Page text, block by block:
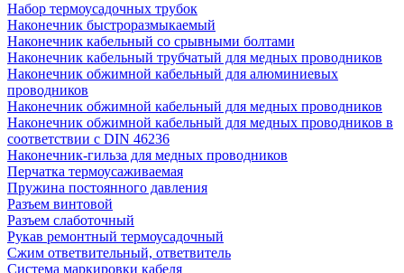
Набор термоусадочных трубок
Наконечник быстроразмыкаемый
Наконечник кабельный со срывными болтами
Наконечник кабельный трубчатый для медных проводников
Наконечник обжимной кабельный для алюминиевых
проводников
Наконечник обжимной кабельный для медных проводников
Наконечник обжимной кабельный для медных проводников в
соответствии с DIN 46236
Наконечник-гильза для медных проводников
Перчатка термоусаживаемая
Пружина постоянного давления
Разъем винтовой
Разъем слаботочный
Рукав ремонтный термоусадочный
Сжим ответвительный, ответвитель
Система маркировки кабеля